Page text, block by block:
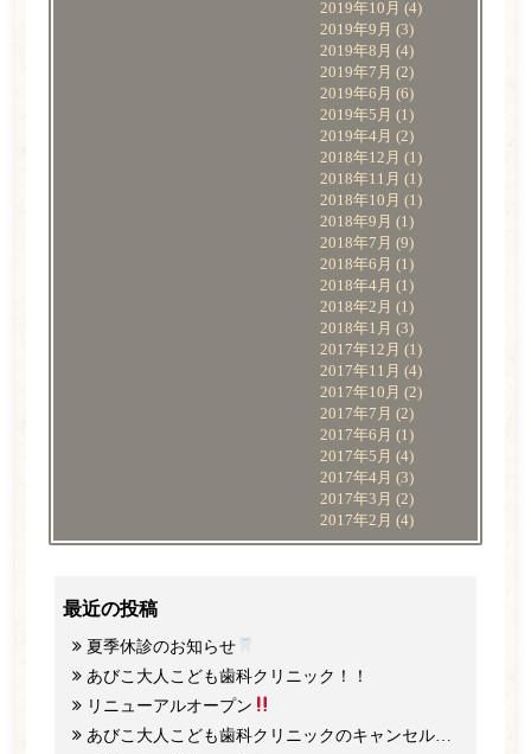
2019年10月 (4)
2019年9月 (3)
2019年8月 (4)
2019年7月 (2)
2019年6月 (6)
2019年5月 (1)
2019年4月 (2)
2018年12月 (1)
2018年11月 (1)
2018年10月 (1)
2018年9月 (1)
2018年7月 (9)
2018年6月 (1)
2018年4月 (1)
2018年2月 (1)
2018年1月 (3)
2017年12月 (1)
2017年11月 (4)
2017年10月 (2)
2017年7月 (2)
2017年6月 (1)
2017年5月 (4)
2017年4月 (3)
2017年3月 (2)
2017年2月 (4)
最近の投稿
夏季休診のお知らせ
あびこ大人こども歯科クリニック！！
リニューアルオープン
あびこ大人こども歯科クリニックのキャンセル料と予約のご協力について